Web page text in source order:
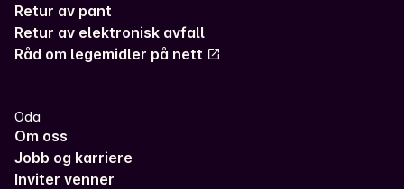
Retur av pant
Retur av elektronisk avfall
Råd om legemidler på nett
Oda
Om oss
Jobb og karriere
Inviter venner